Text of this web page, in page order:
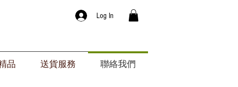
Log In
品 送貨服務 聯絡我們